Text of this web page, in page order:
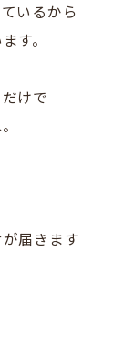
いるから
す。
けで
届きます